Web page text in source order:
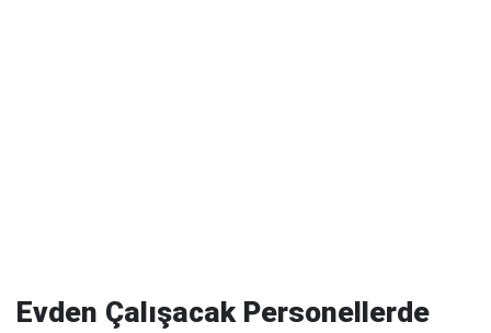
Evden Çalışacak Personellerde